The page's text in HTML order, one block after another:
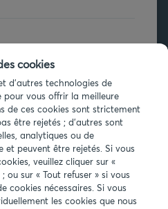
?
cookies
d'autres technologies de
vous offrir la meilleure
de ces cookies sont strictement
être rejetés ; d'autres sont
analytiques ou de
et peuvent être rejetés. Si vous
veuillez cliquer sur «
ou sur « Tout refuser » si vous
cookies nécessaires. Si vous
les cookies que nous